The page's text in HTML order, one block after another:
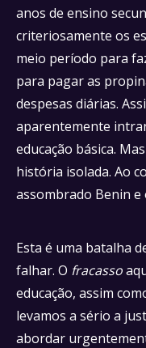
anos de ensino
criteriosamente os
meio período para
para pagar as
despesas diárias.
aparentemente
educação básica.
história isolada. Ao
assombrado Benin
Esta é uma batalha
falhar. O fracasso
educação, assim
levamos a sério a
abordar